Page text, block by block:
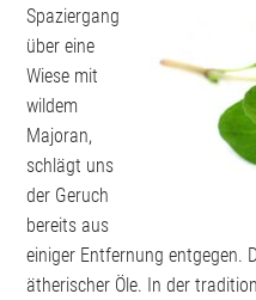
Spaziergang
über eine
Wiese mit
wildem
Majoran,
schlägt uns
der Geruch
bereits aus
einiger Entfernung entgegen.
ätherischer Öle. In der